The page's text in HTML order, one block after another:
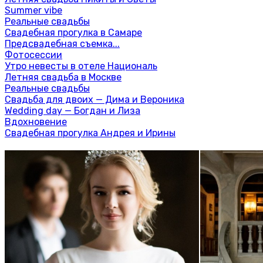
Summer vibe
Реальные свадьбы
Свадебная прогулка в Самаре
Предсвадебная съемка...
Фотосессии
Утро невесты в отеле Националь
Летняя свадьба в Москве
Реальные свадьбы
Свадьба для двоих — Дима и Вероника
Wedding day — Богдан и Лиза
Вдохновение
Свадебная прогулка Андрея и Ирины